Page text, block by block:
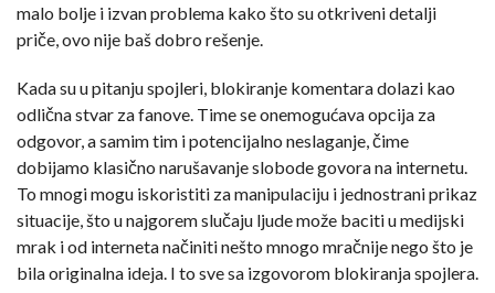
malo bolje i izvan problema kako što su otkriveni detalji
priče, ovo nije baš dobro rešenje.
Kada su u pitanju spojleri, blokiranje komentara dolazi kao
odlična stvar za fanove. Time se onemogućava opcija za
odgovor, a samim tim i potencijalno neslaganje, čime
dobijamo klasično narušavanje slobode govora na internetu.
To mnogi mogu iskoristiti za manipulaciju i jednostrani prikaz
situacije, što u najgorem slučaju ljude može baciti u medijski
mrak i od interneta načiniti nešto mnogo mračnije nego što je
bila originalna ideja. I to sve sa izgovorom blokiranja spojlera.